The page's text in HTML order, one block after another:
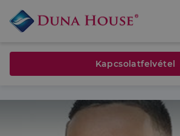
Kapcsolatfelvétel